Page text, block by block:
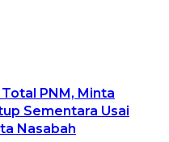
PNM, Minta
Sementara Usai
Nasabah